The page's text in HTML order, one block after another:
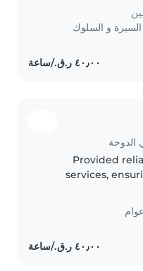
passionate about
engaging
و السلوك
الدوحة
Provided
services,
development
activities, daily
effective